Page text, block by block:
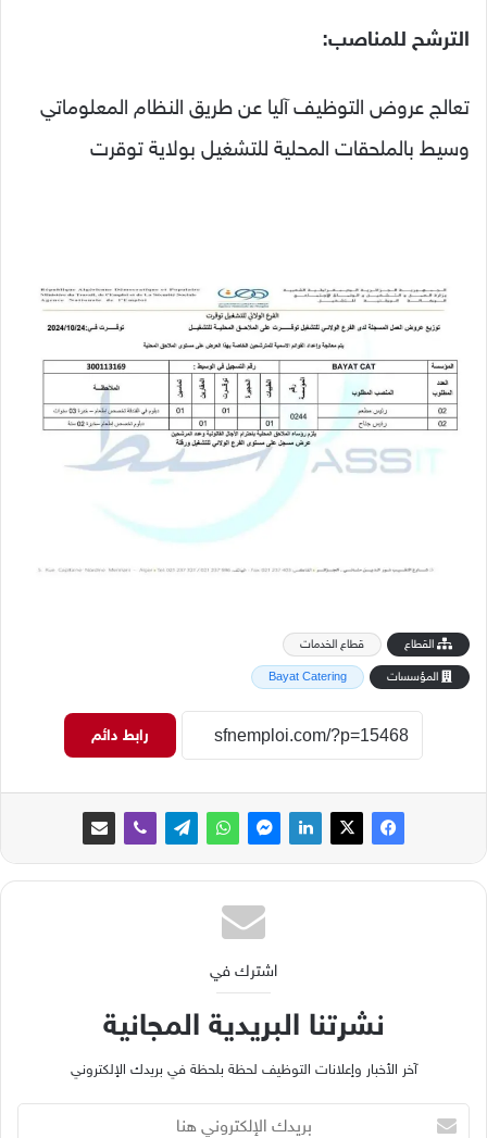
الترشح للمناصب:
تعالج عروض التوظيف آليا عن طريق النظام المعلوماتي
وسيط بالملحقات المحلية للتشغيل بولاية توقرت
القطاع
قطاع الخدمات
المؤسسات
Bayat Catering
رابط دائم
اشترك في
نشرتنا البريدية المجانية
آخر الأخبار وإعلانات التوظيف لحظة بلحظة في بريدك الإلكتروني